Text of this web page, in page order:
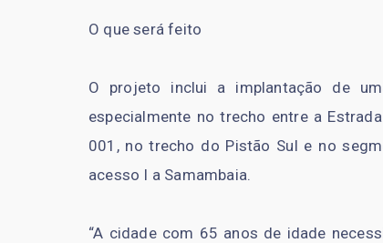
O que será feito
O projeto inclui a implantação de
especialmente no trecho entre a
001, no trecho do Pistão Sul e no
acesso I a Samambaia.
“A cidade com 65 anos de idade